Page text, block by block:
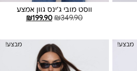
ווסט מובי ג׳ינס גוון אמצע
₪349.90
₪199.90
מבצע! מבצע!